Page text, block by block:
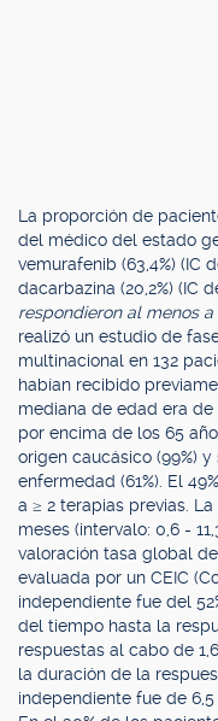
La proporción de
del médico del estado
vemurafenib (63,4%) (IC
dacarbazina (20,2%) (IC
respondieron al menos
realizó un estudio de
multinacional en 132
habían recibido
mediana de edad era de
por encima de los 65
origen caucásico (99%)
enfermedad (61%). El
a ≥ 2 terapias previas.
meses (intervalo: 0,6 -
valoración tasa global
evaluada por un CEIC
independiente fue del
del tiempo hasta la
respuestas al cabo de
la duración de la
independiente fue de 6,5